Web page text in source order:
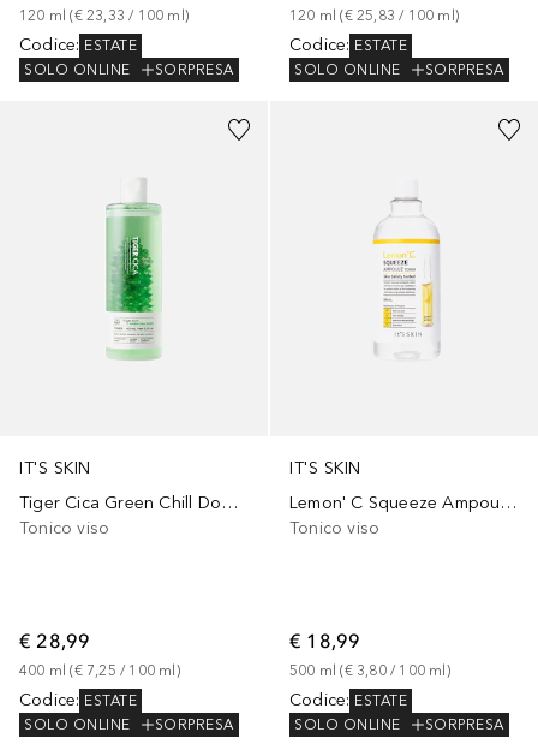
120 ml (€ 23,33 / 100 ml )
Codice: ESTATE
SOLO ONLINE
SORPRESA
120 ml (€ 25,83 / 100 ml )
Codice: ESTATE
SOLO ONLINE
SORPRESA
IT'S SKIN
Tiger Cica Green Chill Down Toner
Tonico viso
€ 28,99
400 ml (€ 7,25 / 100 ml )
Codice: ESTATE
SOLO ONLINE
SORPRESA
IT'S SKIN
Lemon' C Squeeze Ampoule Toner
Tonico viso
€ 18,99
500 ml (€ 3,80 / 100 ml )
Codice: ESTATE
SOLO ONLINE
SORPRESA